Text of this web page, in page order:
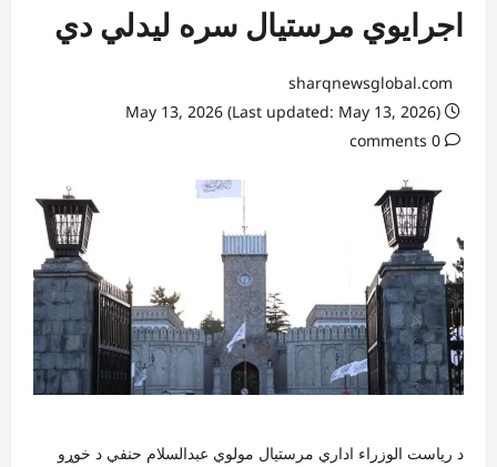
اجرایوي مرستیال سره لیدلي دي
sharqnewsglobal.com
0 comments
د ریاست الوزراء اداري مرستیال مولوي عبدالسلام حنفي د خوړو